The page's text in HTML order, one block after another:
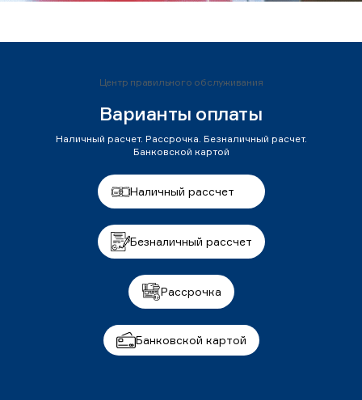
Центр правильного обслуживания
Варианты оплаты
Наличный расчет. Рассрочка. Безналичный расчет.
Банковской картой
Наличный рассчет
Безналичный рассчет
Рассрочка
Банковской картой